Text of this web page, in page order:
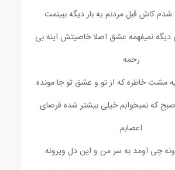
شدم کاش قبل مردنم یه بار دیگه ببینمت
نمیفهمه عشق اصلا خاصیتش اینه بی
رحمه
مشت خاطره که از تو و عشق تو جا مونده
که نمیخوابم خیلی بیشتر شده قرصای
اعصابم
چی اومد به سر من و این دل ویرونه